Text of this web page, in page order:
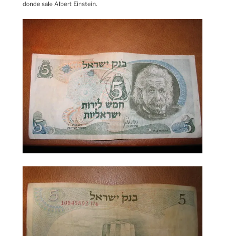
donde sale Albert Einstein.